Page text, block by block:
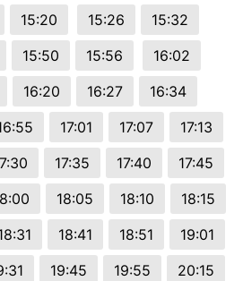
15:20 15:26
15:32
15:50 15:56
16:02
16:20 16:27
16:34
17:01 17:07
17:13
17:35 17:40
17:45
18:05 18:10
18:15
18:41 18:51
19:01
19:45 19:55
20:15